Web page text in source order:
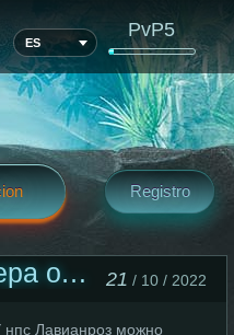
ES
PvP5
Registro
Обновление сервера от 21 октября. 21 / 10 / 2022
нпс Лавианроз можно